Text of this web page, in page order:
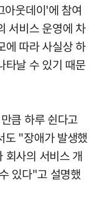
웃데이'에 참여
서비스 운영에 차
에 따라 사실상 하
타날 수 있기 때문
큼 하루 쉰다고
도 "장애가 발생했
회사의 서비스 개
있다"고 설명했